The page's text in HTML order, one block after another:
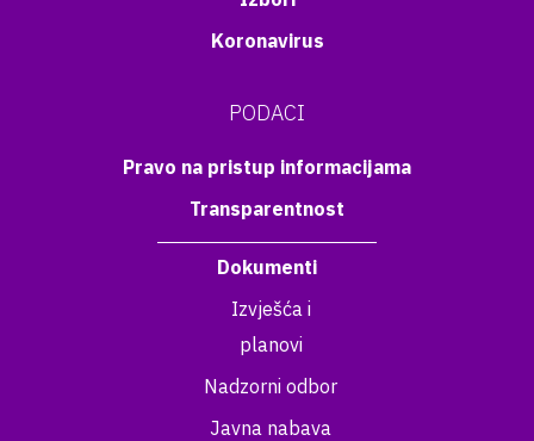
Koronavirus
PODACI
Pravo na pristup informacijama
Transparentnost
Dokumenti
Izvješća i
planovi
Nadzorni odbor
Javna nabava